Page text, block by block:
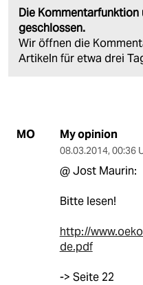
Die
geschlossen.
Wir öffnen die
Artikeln für etwa drei
MO My opinion
08.03.2014, 00:36
@ Jost Maurin:
Bitte lesen!
http://
de.pdf
-> Seite 22